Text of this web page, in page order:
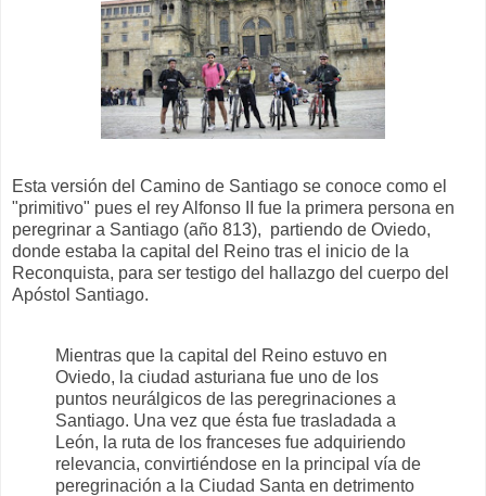
Esta versión del Camino de Santiago se conoce como el
"primitivo" pues el rey Alfonso II fue la primera persona en
peregrinar a Santiago (año 813), partiendo de Oviedo,
donde estaba la capital del Reino tras el inicio de la
Reconquista, para ser testigo del hallazgo del cuerpo del
Apóstol Santiago.
Mientras que la capital del Reino estuvo en
Oviedo, la ciudad asturiana fue uno de los
puntos neurálgicos de las peregrinaciones a
Santiago. Una vez que ésta fue trasladada a
León, la ruta de los franceses fue adquiriendo
relevancia, convirtiéndose en la principal vía de
peregrinación a la Ciudad Santa en detrimento